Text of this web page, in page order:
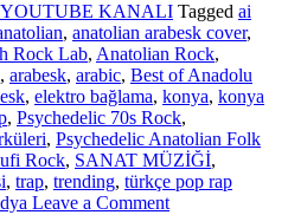
KANALI Tagged ai
, anatolian arabesk cover,
Rock Lab, Anatolian Rock,
, arabesk, arabic, Best of Anadolu
, elektro bağlama, konya, konya
, Psychedelic 70s Rock,
, Psychedelic Anatolian Folk
Rock, SANAT MÜZİĞİ,
, trap, trending, türkçe pop rap
Leave a Commenton